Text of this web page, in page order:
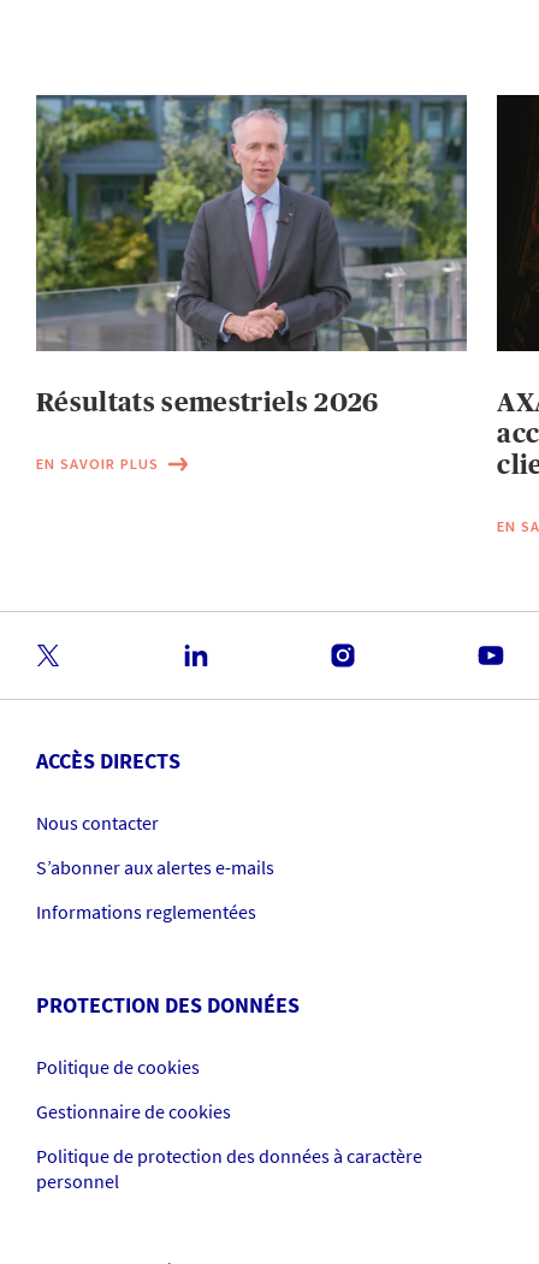
Résultats semestriels 2026
EN SAVOIR PLUS
EN
ACCÈS DIRECTS
Nous contacter
S’abonner aux alertes e-mails
Informations reglementées
PROTECTION DES DONNÉES
Politique de cookies
Gestionnaire de cookies
Politique de protection des données à caractère
personnel